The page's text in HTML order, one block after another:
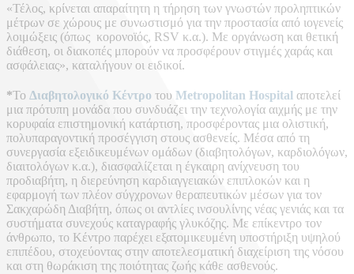
«Τέλος, κρίνεται απαραίτητη η τήρηση των γνωστών προληπτικών
μέτρων σε χώρους με συνωστισμό για την προστασία από ιογενείς
λοιμώξεις (όπως κορονοϊός, RSV κ.α.). Με οργάνωση και θετική
διάθεση, οι διακοπές μπορούν να προσφέρουν στιγμές χαράς και
ασφάλειας», καταλήγουν οι ειδικοί.
*Το Διαβητολογικό Κέντρο του Metropolitan Hospital αποτελεί
μια πρότυπη μονάδα που συνδυάζει την τεχνολογία αιχμής με την
κορυφαία επιστημονική κατάρτιση, προσφέροντας μια ολιστική,
πολυπαραγοντική προσέγγιση στους ασθενείς. Μέσα από τη
συνεργασία εξειδικευμένων ομάδων (διαβητολόγων, καρδιολόγων,
διαιτολόγων κ.α.), διασφαλίζεται η έγκαιρη ανίχνευση του
προδιαβήτη, η διερεύνηση καρδιαγγειακών επιπλοκών και η
εφαρμογή των πλέον σύγχρονων θεραπευτικών μέσων για τον
Σακχαρώδη Διαβήτη, όπως οι αντλίες ινσουλίνης νέας γενιάς και τα
συστήματα συνεχούς καταγραφής γλυκόζης. Με επίκεντρο τον
άνθρωπο, το Κέντρο παρέχει εξατομικευμένη υποστήριξη υψηλού
επιπέδου, στοχεύοντας στην αποτελεσματική διαχείριση της νόσου
και στη θωράκιση της ποιότητας ζωής κάθε ασθενούς.